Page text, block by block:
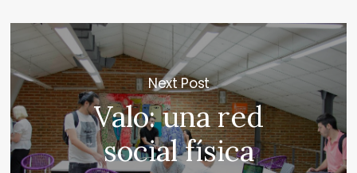
Next Post
Valo: una red
social física